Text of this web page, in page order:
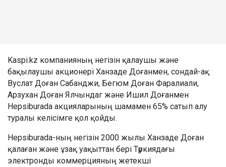
Kaspi.kz компанияның негізін қалаушы және
бақылаушы акционері Ханзаде Доғанмен, сондай-ақ
Вуслат Доған Сабанджи, Бегюм Доған Фаралиали,
Арзухан Доған Ялчындаг және Ишил Доғанмен
Hepsiburada акцияларының шамамен 65% сатып алу
туралы келісімге қол қойды.
Hepsiburada-ның негізін 2000 жылы Ханзаде Доған
қалаған және ұзақ уақыттан бері Түркиядағы
электронды коммерцияның жетекші